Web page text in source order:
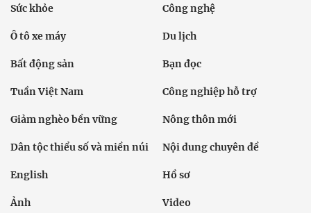
Sức khỏe Công nghệ
Ô tô xe máy Du lịch
Bất động sản Bạn đọc
Tuần Việt Nam Công nghiệp hỗ trợ
Giảm nghèo bền vững Nông thôn mới
Dân tộc thiểu số và miền núi Nội dung chuyên đề
English Hồ sơ
Ảnh Video